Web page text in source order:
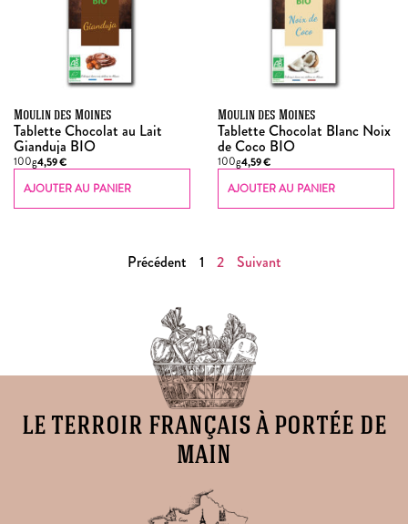
Moulin des Moines
Tablette Chocolat au Lait
Gianduja BIO
100g4,59€
AJOUTER AU PANIER
Moulin des Moines
Tablette Chocolat Blanc Noix
de Coco BIO
100g4,59€
AJOUTER AU PANIER
Précédent 1 2 Suivant
le terroir français à portée de
main